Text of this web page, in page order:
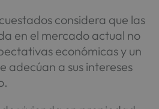
considera que las
en el mercado actual no
económicas y un
adecúan a sus intereses